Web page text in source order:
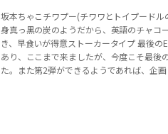
坂本ちゃこチワプー(チワワとトイプード
身真っ黒の炭のようだから、英語のチャコ
き、早食いが得意ストーカータイプ 最後
あり、ここまで来ましたが、今度こそ最後
た。また第2弾ができるようであれば、企画